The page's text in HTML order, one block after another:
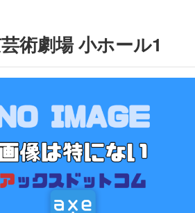
術劇場 小ホール1